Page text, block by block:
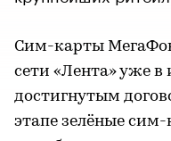
Сим-карты
сети «Лента» уже в
достигнутым
этапе зелёные